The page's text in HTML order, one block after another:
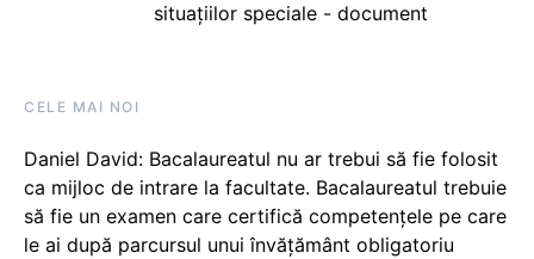
situațiilor speciale - document
CELE MAI NOI
Daniel David: Bacalaureatul nu ar trebui să fie folosit
ca mijloc de intrare la facultate. Bacalaureatul trebuie
să fie un examen care certifică competențele pe care
le ai după parcursul unui învățământ obligatoriu